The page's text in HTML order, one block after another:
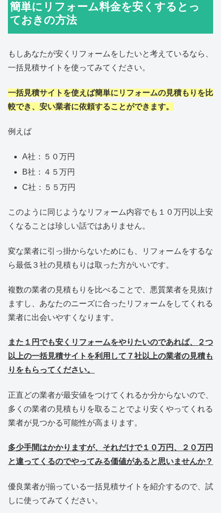
簡単にリフォーム料金を安くするとっ
ておきの方法
もしあなたが安くリフォームをしたいと考えているなら、
一括見積サイトを使ってみてください。
一括見積サイトを使えば簡単にリフォームの見積もりを比
較でき、安い業者に依頼することができます。
例えば
A社：５０万円
B社：４５万円
C社：５５万円
このように同じようなリフォーム内容でも１０万円以上安
くなることは珍しい話ではありません。
変な業者に引っ掛からないためにも、リフォームをするな
ら最低３社の見積もりは取った方がいいです。
複数の業者の見積もりを比べることで、悪質業者を見抜け
ますし、あなたのニーズに合ったリフォームをしてくれる
業者に出会いやすくなります。
また１円でも安くリフォームをやりたいのであれば、２つ
以上の一括見積サイトを利用して７社以上の業者の見積も
りをもらってください。
正直どの業者が最安値をつけてくれるか分からないので、
多くの業者の見積もりを取ることでより安くやってくれる
業者が見つかる可能性が高まります。
多少手間はかかりますが、それだけで１０万円、２０万円
と違ってくるのでやってみる価値があると思いませんか？
優良業者が揃っている一括見積サイトを紹介するので、試
しに使ってみてください。